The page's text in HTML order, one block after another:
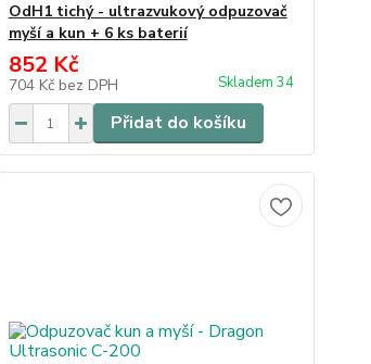
OdH1 tichý - ultrazvukový odpuzovač
myší a kun + 6 ks baterií
852 Kč
704 Kč bez DPH Skladem 34
Přidat do košíku